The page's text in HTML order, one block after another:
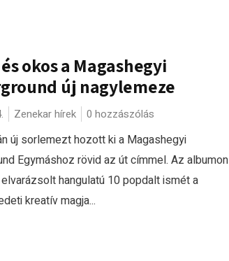
okos a Magashegyi
új nagylemeze
Zenekar hírek 0 hozzászólás
új sorlemezt hozott ki a Magashegyi
Egymáshoz rövid az út címmel. Az albumon
hangulatú 10 popdalt ismét a
kreatív magja...